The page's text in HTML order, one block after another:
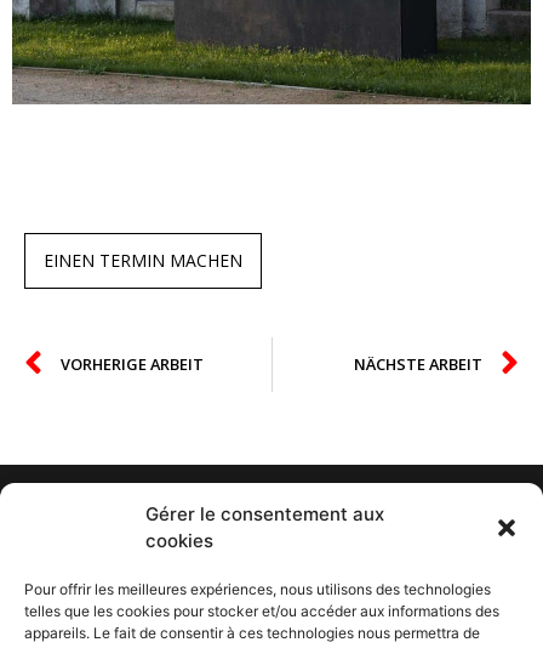
Gérer le consentement aux
cookies
Pour offrir les meilleures expériences, nous utilisons des technologies
telles que les cookies pour stocker et/ou accéder aux informations des
appareils. Le fait de consentir à ces technologies nous permettra de
EINEN TERMIN MACHEN
VORHERIGE ARBEIT NÄCHSTE ARBEIT
KONTAKT